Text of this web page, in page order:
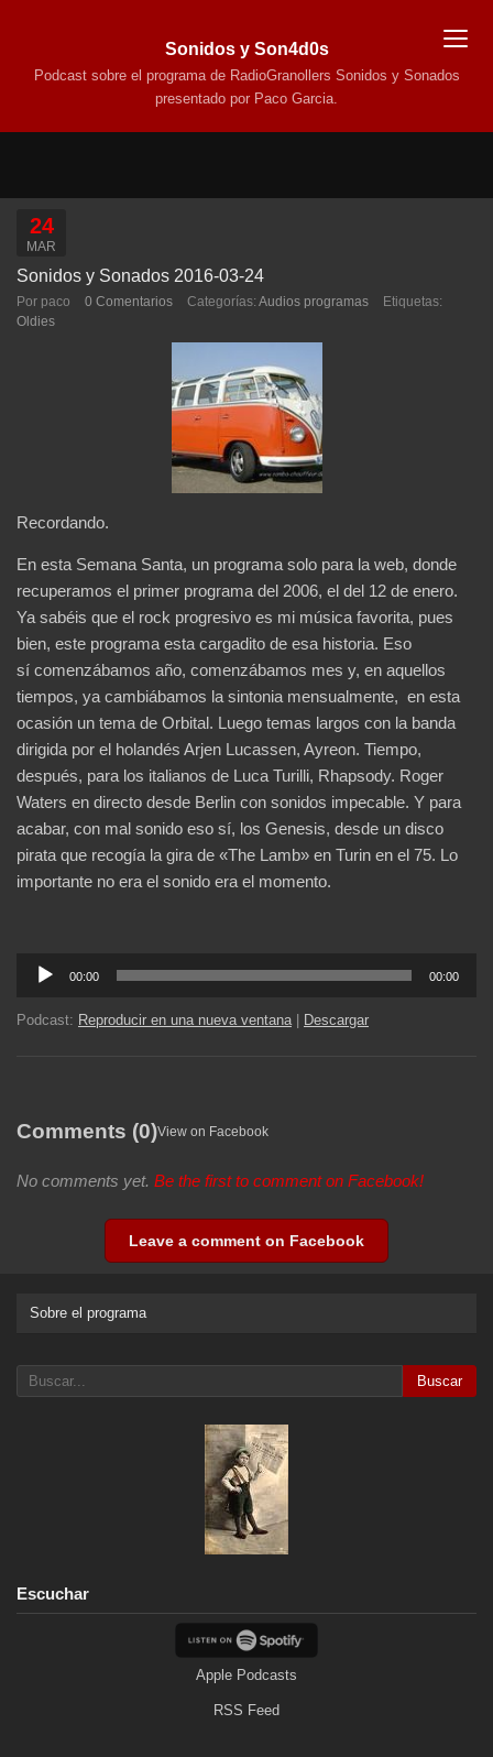
Sonidos y Son4d0s
Podcast sobre el programa de RadioGranollers Sonidos y Sonados
presentado por Paco Garcia.
24
MAR
Sonidos y Sonados 2016-03-24
Por paco 0 Comentarios Categorías: Audios programas
Etiquetas:
Oldies
Recordando.
En esta Semana Santa, un programa solo para la web, donde
recuperamos el primer programa del 2006, el del 12 de enero.
Ya sabéis que el rock progresivo es mi música favorita, pues
bien, este programa esta cargadito de esa historia. Eso
sí comenzábamos año, comenzábamos mes y, en aquellos
tiempos, ya cambiábamos la sintonia mensualmente, en esta
ocasión un tema de Orbital. Luego temas largos con la banda
dirigida por el holandés Arjen Lucassen, Ayreon. Tiempo,
después, para los italianos de Luca Turilli, Rhapsody. Roger
Waters en directo desde Berlin con sonidos impecable. Y para
acabar, con mal sonido eso sí, los Genesis, desde un disco
pirata que recogía la gira de «The Lamb» en Turin en el 75. Lo
importante no era el sonido era el momento.
Reproductor
audio
00:00 00:00
Podcast: Reproducir en una nueva ventana| Descargar
Comments (0)View on Facebook
No comments yet. Be the first to comment on Facebook!
Leave a comment on Facebook
Sobre el programa
Buscar
Escuchar
Apple Podcasts
RSS Feed